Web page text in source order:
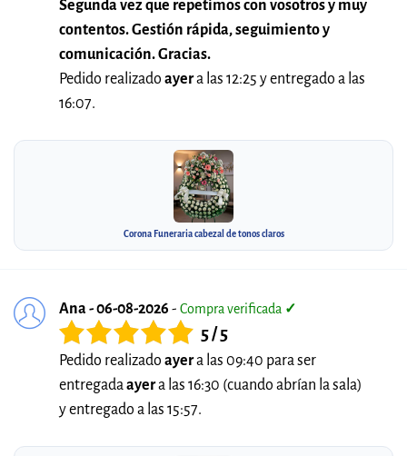
Segunda vez que repetimos con vosotros y muy
contentos. Gestión rápida, seguimiento y
comunicación. Gracias.
Pedido realizado ayera las 12:25 y entregado a las
16:07.
Corona Funeraria cabezal de tonos claros
Ana - 06-08-2026 - Compra verificada ✓
5 / 5
Pedido realizado ayera las 09:40 para ser
entregadaayera las 16:30 (cuando abrían la sala)
y entregado a las 15:57.